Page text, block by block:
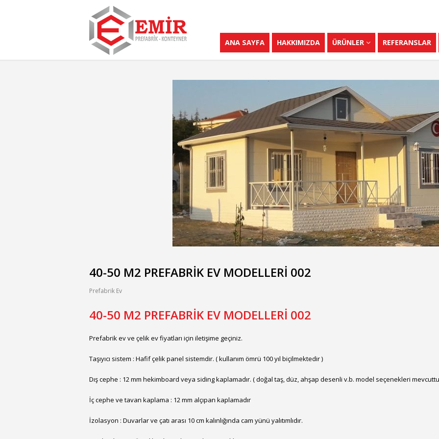
ANA SAYFA HAKKIMIZDA ÜRÜNLER REFERANSLAR
40-50 M2 PREFABRİK EV MODELLERİ 002
Prefabrik Ev
40-50 M2 PREFABRİK EV MODELLERİ 002
Prefabrik ev ve çelik ev fiyatları için iletişime geçiniz.
Taşıyıcı sistem : Hafif çelik panel sistemdir. ( kullanım ömrü 100 yıl biçilmektedir )
Dış cephe : 12 mm hekimboard veya siding kaplamadır. ( doğal taş, düz, ahşap desenli v.b. model seçenekleri
İç cephe ve tavan kaplama : 12 mm alçıpan kaplamadır
İzolasyon : Duvarlar ve çatı arası 10 cm kalınlığında cam yünü yalıtımlıdır.